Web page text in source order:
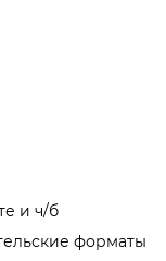
и ч/б
форматы